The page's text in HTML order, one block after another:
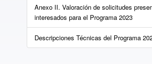
Anexo II. Valoración de solicitudes
interesados para el Programa 2023
Descripciones Técnicas del Programa